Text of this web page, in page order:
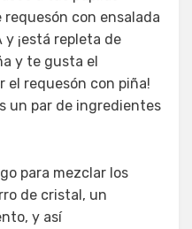
con ensalada
y ¡está repleta de
y te gusta el
el requesón con piña!
un par de ingredientes
para mezclar los
de cristal, un
y así